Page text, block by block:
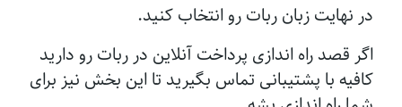
در نهایت زبان ربات رو انتخاب کنید.
اگر قصد راه اندازی پرداخت آنلاین در ربات رو دارید
کافیه با پشتیبانی تماس بگیرید تا این بخش نیز برای